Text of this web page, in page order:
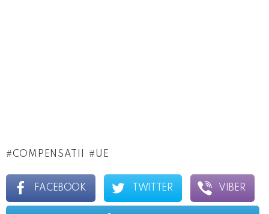
COMPENSATII UE
FACEBOOK TWITTER VIBER